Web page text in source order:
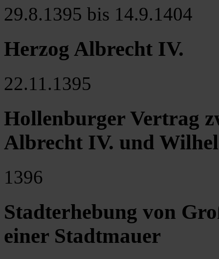
29.8.1395 bis 14.9.1404
Herzog Albrecht IV.
22.11.1395
Hollenburger Vertrag
Albrecht IV. und
1396
Stadterhebung von
einer Stadtmauer